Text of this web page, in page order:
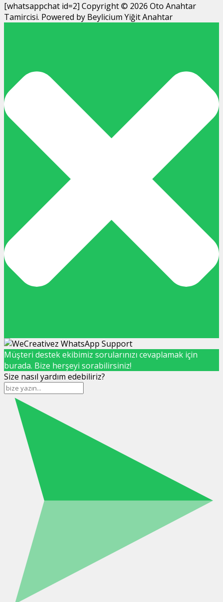
[whatsappchat id=2] Copyright © 2026 Oto Anahtar
Tamircisi. Powered by Beylicium Yiğit Anahtar
Müşteri destek ekibimiz sorularınızı cevaplamak için
burada. Bize herşeyi sorabilirsiniz!
Size nasıl yardım edebiliriz?